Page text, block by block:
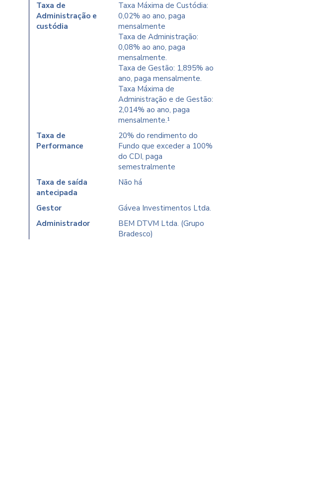
Taxa de
Administração e
custódia
Taxa Máxima de Custódia:
0,02% ao ano, paga
mensalmente
Taxa de Administração:
0,08% ao ano, paga
mensalmente.
Taxa de Gestão: 1,895% ao
ano, paga mensalmente.
Taxa Máxima de
Administração e de Gestão:
2,014% ao ano, paga
mensalmente.¹
Taxa de
Performance
20% do rendimento do
Fundo que exceder a 100%
do CDI, paga
semestralmente
Taxa de saída
antecipada
Não há
Gestor
Gávea Investimentos Ltda.
Administrador
BEM DTVM Ltda. (Grupo
Bradesco)